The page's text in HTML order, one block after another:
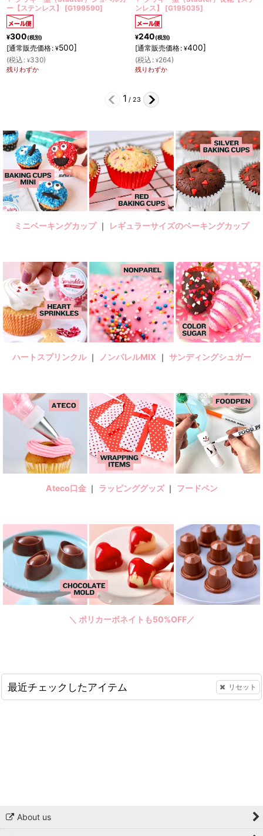
】 [ G199590]
500]
ンレス】
G195035]
400]
2 /23
ミニベーキングカップ｜ レギュラーサイズのベーキングカップ
ハートスプリンクル｜ ノンパレルMIX ｜ サンディングシュガー
Ateco口金 ｜ ラッピンググッズ ｜ フードペン
＼ ポリカーボネイトも50%OFF／
最近チェックしたアイテム リセット
About us